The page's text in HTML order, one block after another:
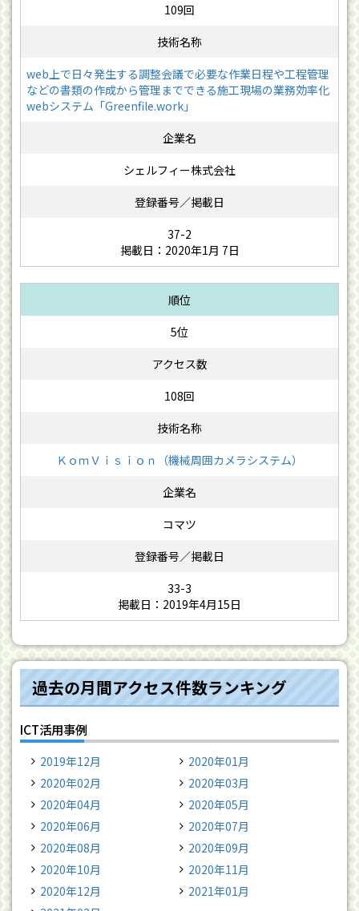
109回
web上で日々発生する調整会議で必要な作業日程や工程管理
などの書類の作成から管理までできる施工現場の業務効率化
webシステム「Greenfile.work」
シェルフィー株式会社
37-2
掲載日：2020年1月 7日
5位
108回
ＫｏｍＶｉｓｉｏｎ（機械周囲カメラシステム）
コマツ
33-3
掲載日：2019年4月15日
過去の月間アクセス件数ランキング
ICT活用事例
2019年12月
2020年01月
2020年02月
2020年03月
2020年04月
2020年05月
2020年06月
2020年07月
2020年08月
2020年09月
2020年10月
2020年11月
2020年12月
2021年01月